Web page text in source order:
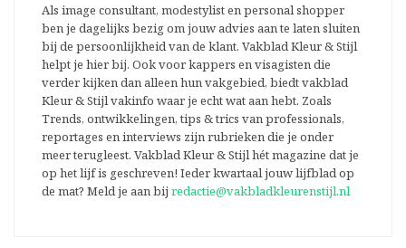
Als image consultant, modestylist en personal shopper
ben je dagelijks bezig om jouw advies aan te laten sluiten
bij de persoonlijkheid van de klant. Vakblad Kleur & Stijl
helpt je hier bij. Ook voor kappers en visagisten die
verder kijken dan alleen hun vakgebied, biedt vakblad
Kleur & Stijl vakinfo waar je echt wat aan hebt. Zoals
Trends, ontwikkelingen, tips & trics van professionals,
reportages en interviews zijn rubrieken die je onder
meer terugleest. Vakblad Kleur & Stijl hét magazine dat je
op het lijf is geschreven! Ieder kwartaal jouw lijfblad op
de mat? Meld je aan bij redactie@vakbladkleurenstijl.nl